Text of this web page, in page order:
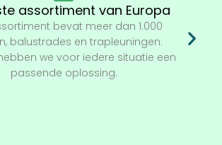
assortiment van Europa
bevat meer dan 1.000
balustrades en trapleuningen.
we voor iedere situatie een
passende oplossing.